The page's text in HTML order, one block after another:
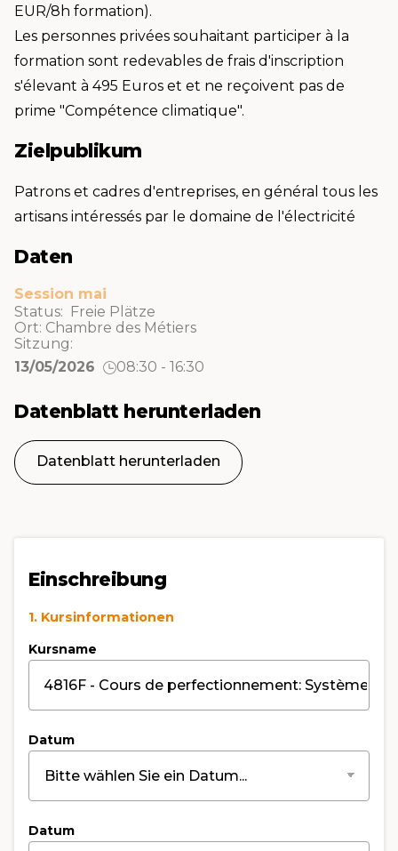
EUR/8h formation).
Les personnes privées souhaitant participer à la
formation sont redevables de frais d'inscription
s'élevant à 495 Euros et et ne reçoivent pas de
prime "Compétence climatique".
Zielpublikum
Patrons et cadres d'entreprises, en général tous les
artisans intéressés par le domaine de l'électricité
Daten
Session mai
Status: Freie Plätze
Ort: Chambre des Métiers
Sitzung:
13/05/2026
08:30 - 16:30
Datenblatt herunterladen
Datenblatt herunterladen
Einschreibung
1. Kursinformationen
Kursname
Datum
Datum